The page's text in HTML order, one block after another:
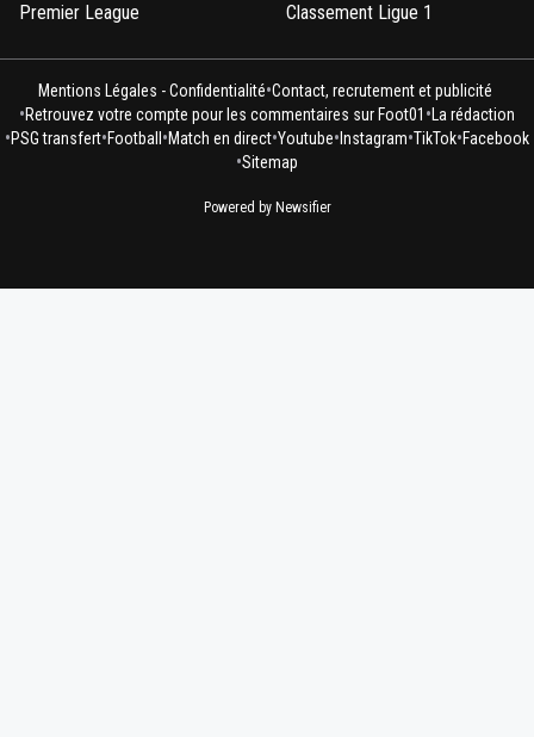
Premier League
Classement Ligue 1
Mentions Légales - Confidentialité•Contact, recrutement et publicité
•Retrouvez votre compte pour les commentaires sur Foot01 •La rédaction
•PSG transfert•Football •Match en direct•Youtube• Instagram•TikTok•Facebook
•Sitemap
Powered by Newsifier